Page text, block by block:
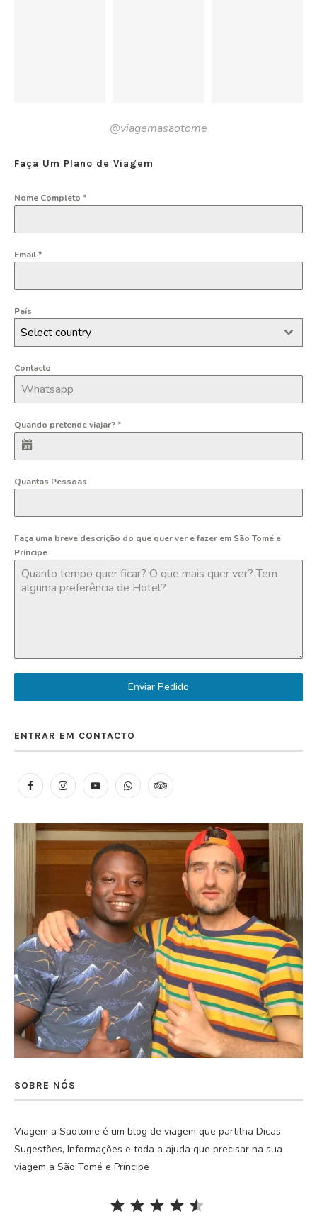
@viagemasaotome
Faça Um Plano de Viagem
Nome Completo *
Email*
País
Select country
Contacto
Quando pretende viajar?*
Quantas Pessoas
Faça uma breve descrição do que quer ver e fazer em São Tomé e
Príncipe
Enviar Pedido
ENTRAR EM CONTACTO
SOBRE NÓS
Viagem a Saotome é um blog de viagem que partilha Dicas,
Sugestões, Informações e toda a ajuda que precisar na sua
viagem a São Tomé e Príncipe